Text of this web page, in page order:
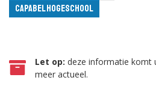
Capabel Hogeschool
Let op: deze informatie komt
meer actueel.